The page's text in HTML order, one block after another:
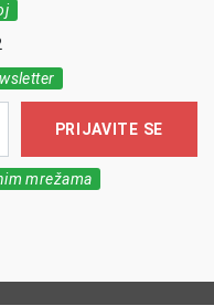
PRIJAVITE SE
mrežama